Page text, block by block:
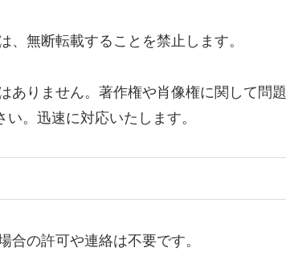
無断転載することを禁止します。
ありません。著作権や肖像権に関して問題
い。迅速に対応いたします。
合の許可や連絡は不要です。